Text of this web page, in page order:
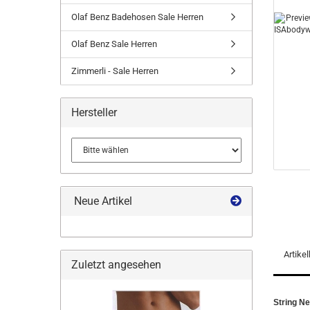
String
Olaf Benz Badehosen Sale Herren
Olaf Benz Sale Herren
Zimmerli - Sale Herren
Hersteller
Neue Artikel
Zuletzt angesehen